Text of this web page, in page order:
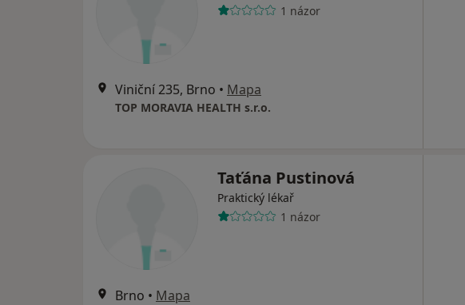
1 názor
Viniční 235, Brno • Mapa
TOP MORAVIA HEALTH s.r.o.
Taťána Pustinová
Praktický lékař
1 názor
Brno • Mapa